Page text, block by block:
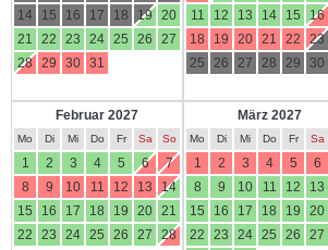
14
15 16 17 18 19
20
21
22 23 24 25 26
27
28 29 30 31
11
12 13 14 15 16
18
19 20 21 22 23
25
26 27 28 29 30
Februar 2027
Mo Di Mi Do Fr Sa So
1 2 3 4 5 6
7
8
9 10 11 12 13
14
15
16 17 18 19 20 21
22
23 24 25 26 27 28
März 2027
Mo Di Mi Do Fr Sa
1 2 3 4 5 6
8
9 10 11 12 13
15
16 17 18 19 20
22
23 24 25 26 27